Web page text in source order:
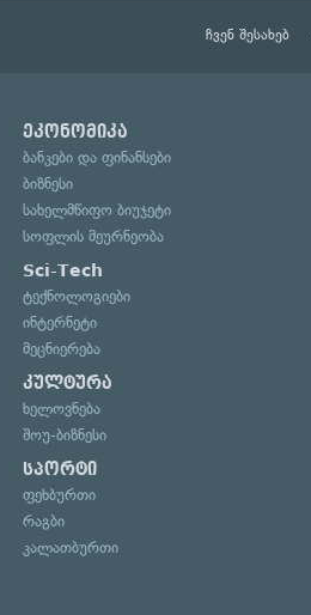
ჩვენ შესახებ
ეკონომიკა
ბანკები და ფინანსები
ბიზნესი
სახელმწიფო ბიუჯეტი
სოფლის მეურნეობა
Sci-Tech
ტექნოლოგიები
ინტერნეტი
მეცნიერება
კულტურა
ხელოვნება
შოუ-ბიზნესი
სპორტი
ფეხბურთი
რაგბი
კალათბურთი